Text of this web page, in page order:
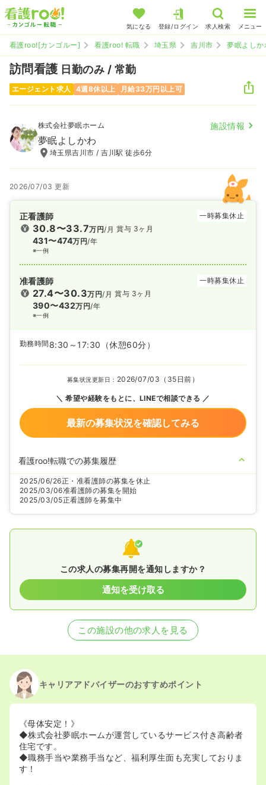
気になる 登録/ログイン 求人検索 メニュー
看護roo![カンゴルー] 看護roo! 転職 埼玉県 吉川市 夢眠よしか
訪問看護 日勤のみ / 常勤
エージェント求人 4週8休以上 月給33万円以上可
株式会社夢眠ホーム 施設情報
夢眠よしかわ
埼玉県吉川市 / 吉川駅 徒歩6分
2026/07/03 更新
正看護師 一時募集休止
30.8〜33.7万円/月
431〜474万円/年
※一例
賞与 3ヶ月
准看護師 一時募集休止
27.4〜30.3万円/月
390〜432万円/年
※一例
賞与 3ヶ月
勤務時間 8:30～17:30 （休憩60分）
募集状況更新日： 2026/07/03（35日前）
希望や経験をもとに、LINEで相談できる
最新の募集状況を確認してみる
看護roo!転職での募集履歴
2025/06/26正・准看護師の募集を休止
2025/03/06准看護師の募集を開始
2025/03/05正看護師を募集中
この求人の募集再開を通知しますか？
通知を受け取る
この施設の他の求人を見る
キャリアアドバイザーのおすすめポイント
《母体安定！》
◆株式会社夢眠ホームが運営しているサービス付き高齢者
住宅です。
◆職務手当や業務手当など、福利厚生面も充実しておりま
す！